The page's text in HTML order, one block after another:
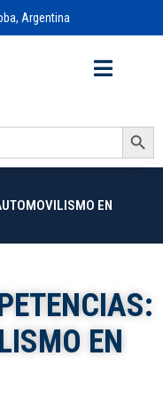
Argentina
Search Button
EN
EN